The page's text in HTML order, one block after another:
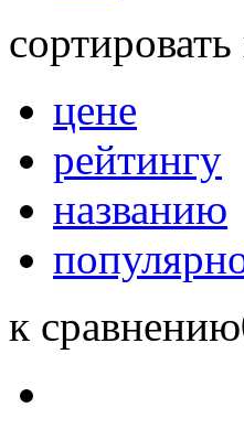
цене
рейтингу
названию
к сравнению